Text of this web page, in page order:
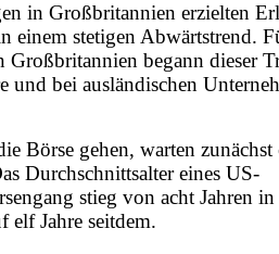
in Großbritannien erzielten
einem stetigen Abwärtstrend.
begann dieser
und bei ausländischen
Börse gehen, warten zunächst
Durchschnittsalter eines US-
stieg von acht Jahren
elf Jahre seitdem.